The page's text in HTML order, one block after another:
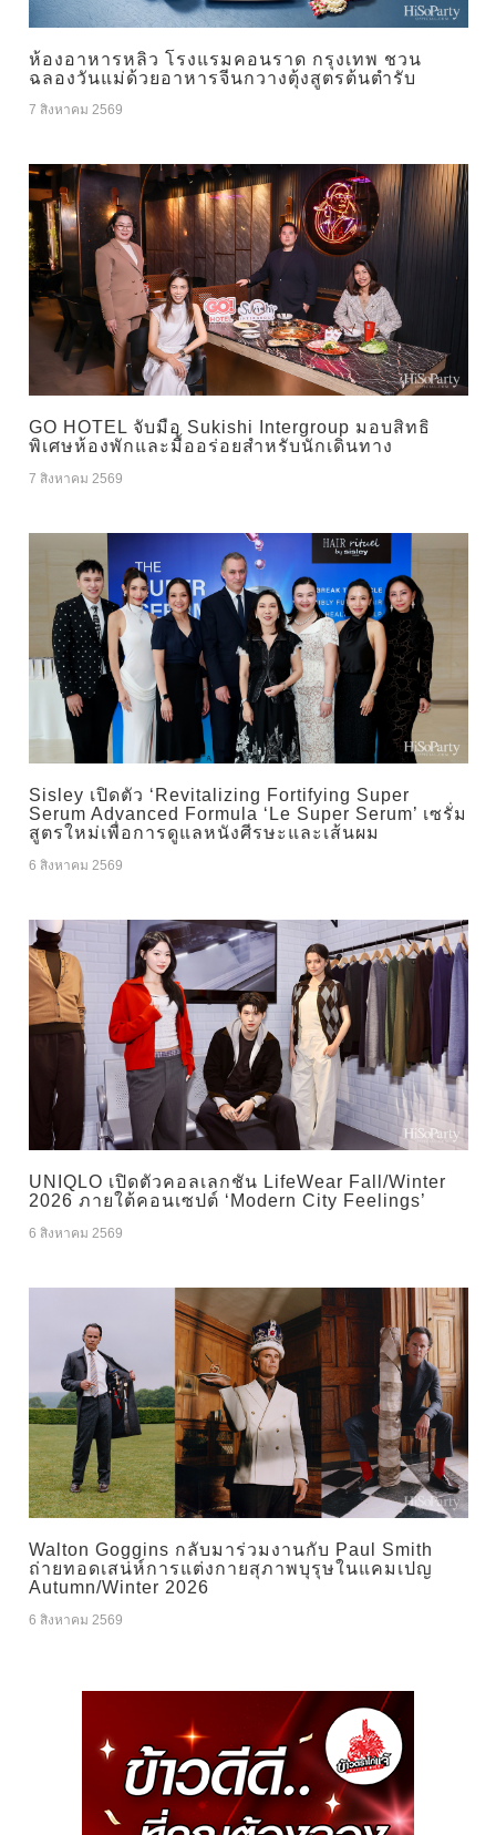
ห้องอาหารหลิว โรงแรมคอนราด กรุงเทพ ชวน
ฉลองวันแม่ด้วยอาหารจีนกวางตุ้งสูตรต้นตำรับ
7 สิงหาคม 2569
GO HOTEL จับมือ Sukishi Intergroup มอบสิทธิ
พิเศษห้องพักและมื้ออร่อยสำหรับนักเดินทาง
7 สิงหาคม 2569
Sisley เปิดตัว ‘Revitalizing Fortifying Super
Serum Advanced Formula ‘Le Super Serum’ เซรั่ม
สูตรใหม่เพื่อการดูแลหนังศีรษะและเส้นผม
6 สิงหาคม 2569
UNIQLO เปิดตัวคอลเลกชัน LifeWear Fall/Winter
2026 ภายใต้คอนเซปต์ ‘Modern City Feelings’
6 สิงหาคม 2569
Walton Goggins กลับมาร่วมงานกับ Paul Smith
ถ่ายทอดเสน่ห์การแต่งกายสุภาพบุรุษในแคมเปญ
Autumn/Winter 2026
6 สิงหาคม 2569